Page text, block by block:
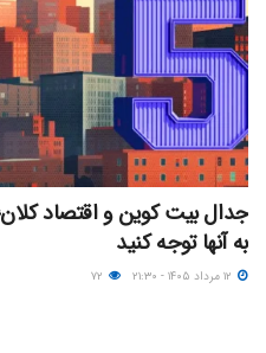
به آنها توجه کنید